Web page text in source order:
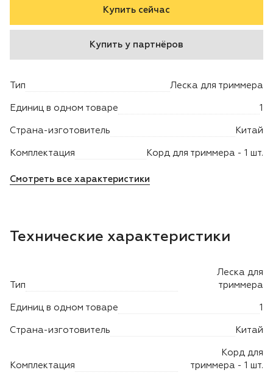
Культиваторы
Двигатели
Аксессуары
Снегоотбрасыватели
Садовые ножницы
Станки заточные
Лодочные моторы Toyama
Моющие аппараты
Купить сейчас
Купить у партнёров
Тип Леска для триммера
Единиц в одном товаре 1
Страна-изготовитель Китай
Комплектация Корд для триммера - 1 шт.
Смотреть все характеристики
Технические характеристики
Тип
Леска для
триммера
Единиц в одном товаре 1
Страна-изготовитель Китай
Комплектация
Корд для
триммера - 1 шт.